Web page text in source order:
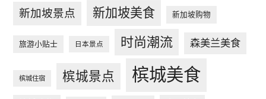
新加坡景点 新加坡美食 新加坡购物
旅游小贴士 日本景点 时尚潮流 森美兰美食
槟城住宿 槟城景点 槟城美食